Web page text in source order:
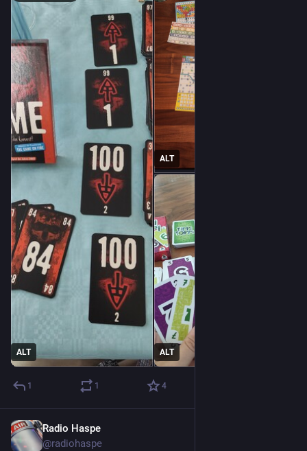
ALT
ALT
ALT
1 1 4
Radio Haspe
@radiohaspe